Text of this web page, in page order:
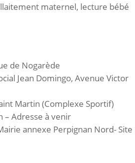
maternel, lecture bébé
de Nogarède
Jean Domingo, Avenue Victor
Martin (Complexe Sportif)
– Adresse à venir
annexe Perpignan Nord- Site